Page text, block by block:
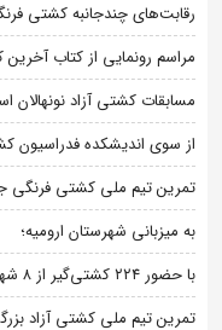
رقابت‌های چندجانبه کشتی
مراسم رونمایی از کتاب آخرین
مسابقات کشتی آزاد نونهالان
از سوی اندیشکده فدراسیون
تمرین تیم ملی کشتی فرنگی
به میزبانی شهرستان ارومیه؛
با حضور ۲۲۴ کشتی‌گیر از ۸ شهرستان؛
تمرین تیم ملی کشتی آزاد